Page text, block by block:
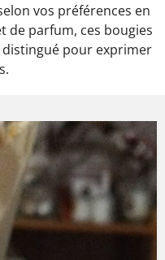
vos préférences en
de parfum, ces bougies
pour exprimer